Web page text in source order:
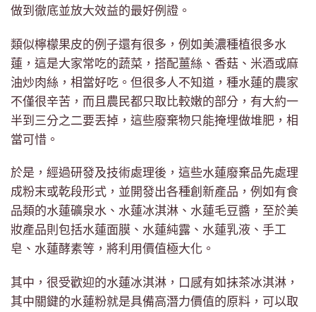
做到徹底並放大效益的最好例證。
類似檸檬果皮的例子還有很多，例如美濃種植很多水
蓮，這是大家常吃的蔬菜，搭配薑絲、香菇、米酒或麻
油炒肉絲，相當好吃。但很多人不知道，種水蓮的農家
不僅很辛苦，而且農民都只取比較嫩的部分，有大約一
半到三分之二要丟掉，這些廢棄物只能掩埋做堆肥，相
當可惜。
於是，經過研發及技術處理後，這些水蓮廢棄品先處理
成粉末或乾段形式，並開發出各種創新產品，例如有食
品類的水蓮礦泉水、水蓮冰淇淋、水蓮毛豆醬，至於美
妝產品則包括水蓮面膜、水蓮純露、水蓮乳液、手工
皂、水蓮酵素等，將利用價值極大化。
其中，很受歡迎的水蓮冰淇淋，口感有如抹茶冰淇淋，
其中關鍵的水蓮粉就是具備高潛力價值的原料，可以取